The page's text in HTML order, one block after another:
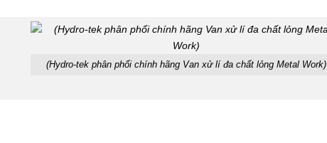
(Hydro-tek phân phối chính hãng Van xử lí đa chất lỏng Metal Work)